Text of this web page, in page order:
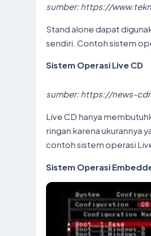
sumber: https://
Stand alone dapat
sendiri. Contoh sistem
Sistem Operasi Live CD
sumber: https://news-
Live CD hanya
ringan karena ukurannya
contoh sistem operasi
Sistem Operasi